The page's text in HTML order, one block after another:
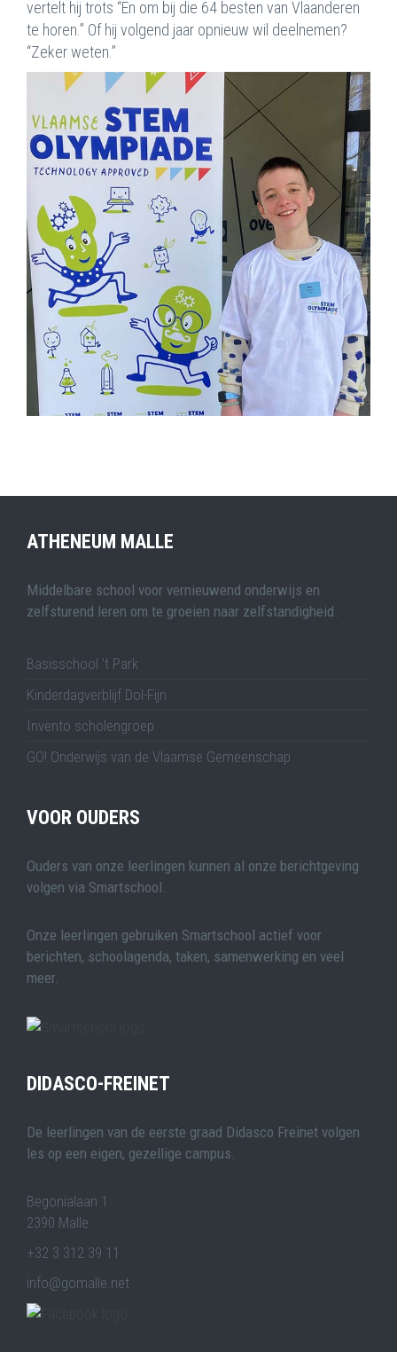
vertelt hij trots “En om bij die 64 besten van Vlaanderen
te horen.” Of hij volgend jaar opnieuw wil deelnemen?
“Zeker weten.”
ATHENEUM MALLE
Middelbare school voor vernieuwend onderwijs en
zelfsturend leren om te groeien naar zelfstandigheid.
Basisschool 't Park
Kinderdagverblijf Dol-Fijn
Invento scholengroep
GO! Onderwijs van de Vlaamse Gemeenschap
VOOR OUDERS
Ouders van onze leerlingen kunnen al onze berichtgeving
volgen via Smartschool.
Onze leerlingen gebruiken Smartschool actief voor
berichten, schoolagenda, taken, samenwerking en veel
meer.
DIDASCO-FREINET
De leerlingen van de eerste graad Didasco Freinet volgen
les op een eigen, gezellige campus.
Begonialaan 1
2390 Malle
+32 3 312 39 11
info@gomalle.net